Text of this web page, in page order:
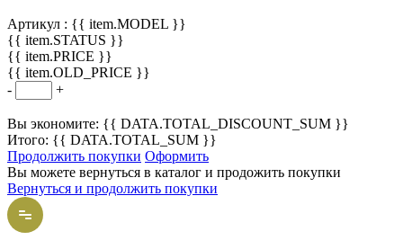
Артикул : {{ item.MODEL }}
{{ item.STATUS }}
{{ item.PRICE }}
{{ item.OLD_PRICE }}
-
+
Вы экономите: {{ DATA.TOTAL_DISCOUNT_SUM }}
Итого: {{ DATA.TOTAL_SUM }}
Продолжить покупки Оформить
Вы можете вернуться в каталог и продожить покупки
Вернуться и продолжить покупки